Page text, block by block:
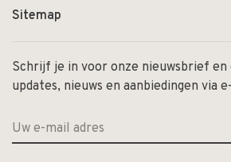
Sitemap
Schrijf je in voor onze nieuwsbrief en
updates, nieuws en aanbiedingen via